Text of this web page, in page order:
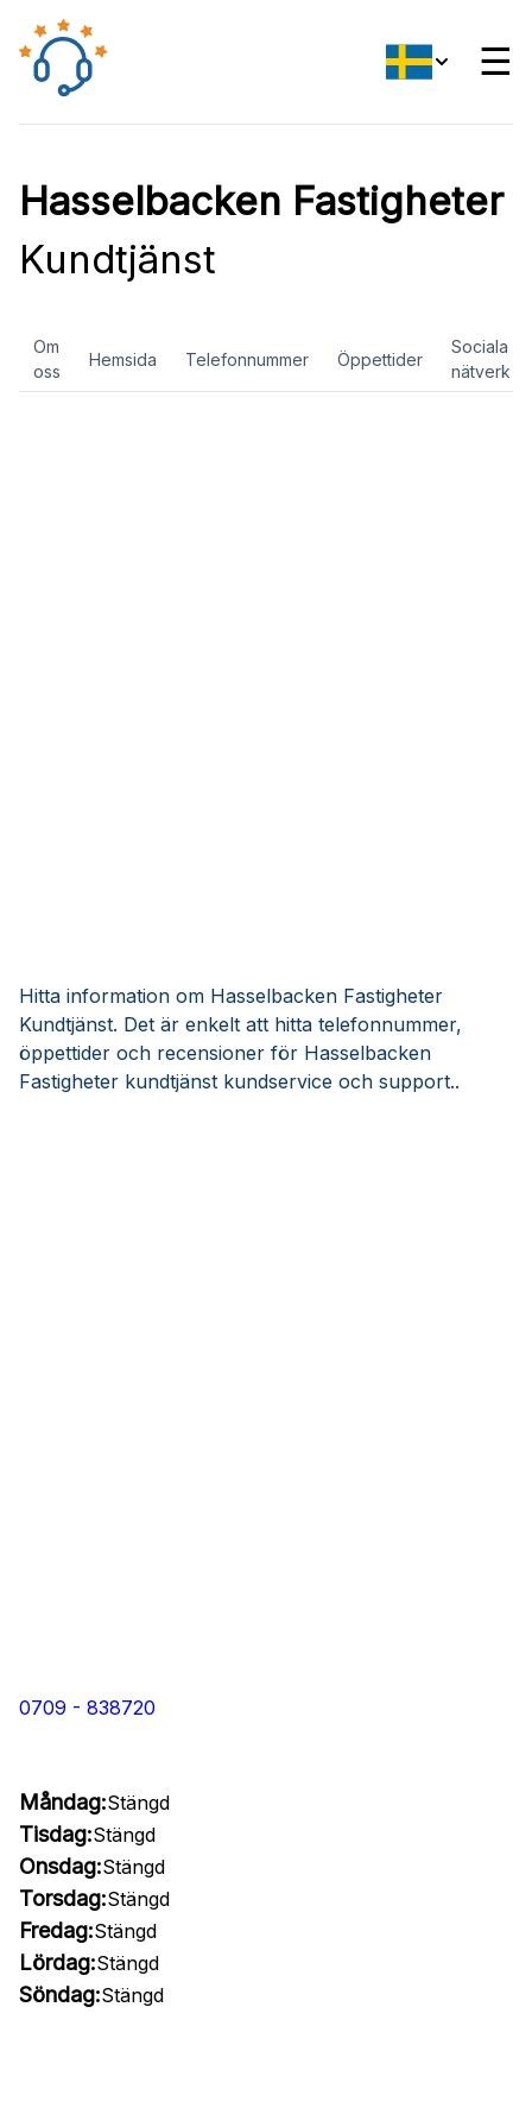
☰
Hasselbacken Fastigheter
Kundtjänst
Om
oss
Hemsida Telefonnummer Öppettider
Sociala
nätverk
Hitta information om Hasselbacken Fastigheter
Kundtjänst. Det är enkelt att hitta telefonnummer,
öppettider och recensioner för Hasselbacken
Fastigheter kundtjänst kundservice och support..
0709 - 838720
Måndag:Stängd
Tisdag:Stängd
Onsdag:Stängd
Torsdag:Stängd
Fredag:Stängd
Lördag:Stängd
Söndag:Stängd